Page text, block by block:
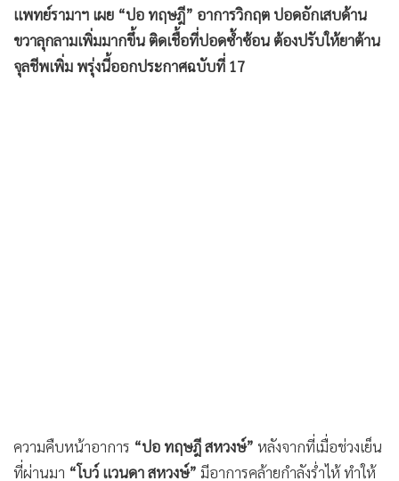
• เกม
• วิทยาศาสตร์
• SMEs
แพทย์รามาฯ เผย “ปอ ทฤษฎี” อาการวิกฤต ปอดอักเสบด้าน
ขวาลุกลามเพิ่มมากขึ้น ติดเชื้อที่ปอดซ้ำซ้อน ต้องปรับให้ยาต้าน
จุลชีพเพิ่ม พรุ่งนี้ออกประกาศฉบับที่ 17
ความคืบหน้าอาการ “ปอ ทฤษฎี สหวงษ์” หลังจากที่เมื่อช่วงเย็น
ที่ผ่านมา “โบว์ แวนดา สหวงษ์” มีอาการคล้ายกำลังร่ำไห้ ทำให้